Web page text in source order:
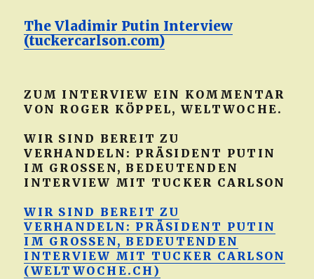
The Vladimir Putin Interview
(tuckercarlson.com)
ZUM INTERVIEW EIN KOMMENTAR
VON ROGER KÖPPEL, WELTWOCHE.
WIR SIND BEREIT ZU
VERHANDELN: PRÄSIDENT PUTIN
IM GROSSEN, BEDEUTENDEN
INTERVIEW MIT TUCKER CARLSON
WIR SIND BEREIT ZU
VERHANDELN: PRÄSIDENT PUTIN
IM GROSSEN, BEDEUTENDEN
INTERVIEW MIT TUCKER CARLSON
(WELTWOCHE.CH)